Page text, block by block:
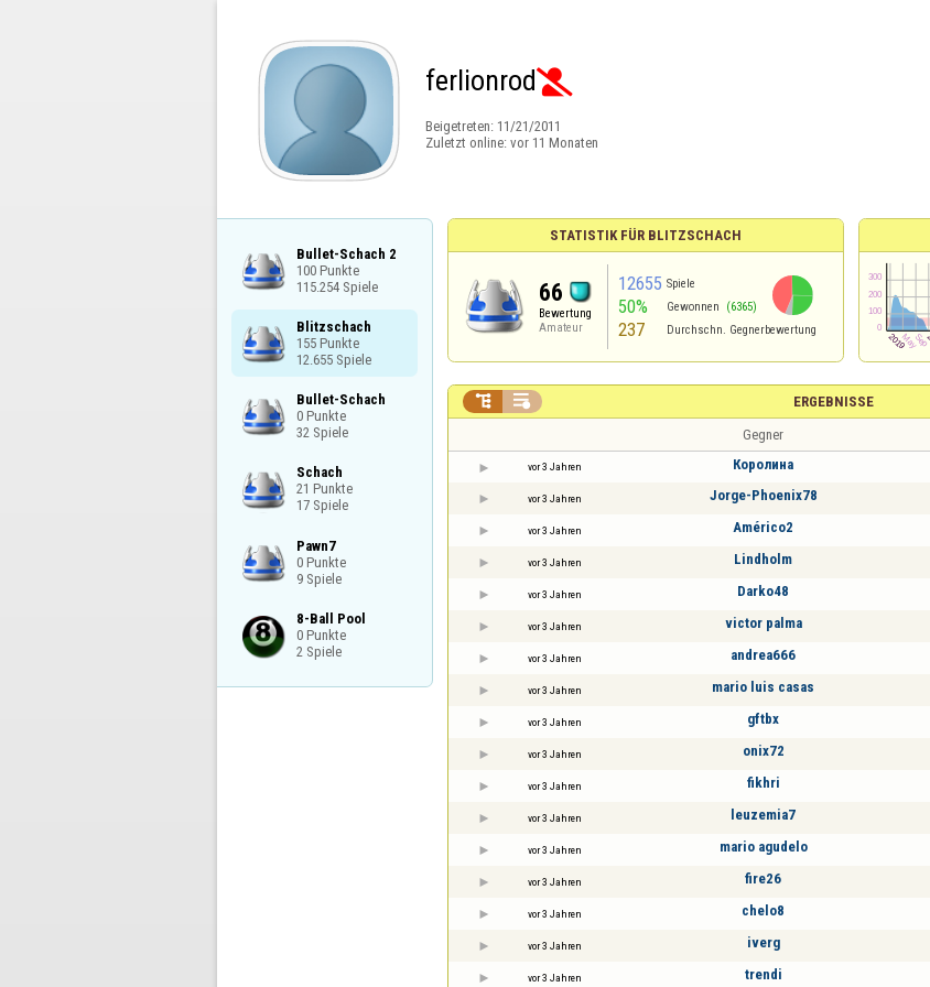
ferlionrod
Beigetreten: 11/21/2011
Zuletzt online: vor 11 Monaten
Bullet-Schach 2
100 Punkte
115.254 Spiele
Blitzschach
155 Punkte
12.655 Spiele
Bullet-Schach
0 Punkte
32 Spiele
Schach
21 Punkte
17 Spiele
Pawn7
0 Punkte
9 Spiele
8-Ball Pool
0 Punkte
2 Spiele
STATISTIK FÜR BLITZSCHACH
66
Bewertung
Amateur
12655 Spiele
50% Gewonnen (6365)
237 Durchschn. Gegnerbewertung
ERGEBNISSE
 
Gegner
vor 3 Jahren Королина
vor 3 Jahren Jorge-Phoenix78
vor 3 Jahren Américo2
vor 3 Jahren Lindholm
vor 3 Jahren Darko48
vor 3 Jahren victor palma
vor 3 Jahren andrea666
vor 3 Jahren mario luis casas
vor 3 Jahren gftbx
vor 3 Jahren onix72
vor 3 Jahren fikhri
vor 3 Jahren leuzemia7
vor 3 Jahren mario agudelo
vor 3 Jahren fire26
vor 3 Jahren chelo8
vor 3 Jahren iverg
vor 3 Jahren trendi